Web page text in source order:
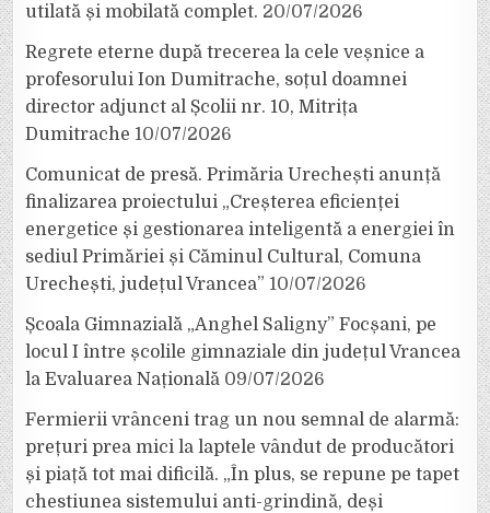
utilată și mobilată complet. 20/07/2026
Regrete eterne după trecerea la cele veșnice a
profesorului Ion Dumitrache, soțul doamnei
director adjunct al Școlii nr. 10, Mitrița
Dumitrache 10/07/2026
Comunicat de presă. Primăria Urechești anunță
finalizarea proiectului „Creșterea eficienței
energetice și gestionarea inteligentă a energiei în
sediul Primăriei și Căminul Cultural, Comuna
Urechești, județul Vrancea” 10/07/2026
Școala Gimnazială „Anghel Saligny” Focșani, pe
locul I între școlile gimnaziale din județul Vrancea
la Evaluarea Națională 09/07/2026
Fermierii vrânceni trag un nou semnal de alarmă:
prețuri prea mici la laptele vândut de producători
și piață tot mai dificilă. „În plus, se repune pe tapet
chestiunea sistemului anti-grindină, deși